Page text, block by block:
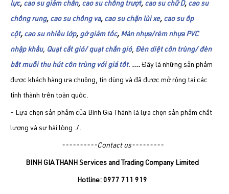
lực, cao su giảm chấn, cao su chống trượt, cao su chữ D, cao su
chống rung, cao su chống va, cao su chặn lùi xe, cao su ốp
cột, cao su nhiều lớp, gờ giảm tốc, Màn nhựa/rèm nhựa PVC
nhập khẩu, Quạt cắt gió/ quạt chắn gió, Đèn diệt côn trùng/ đèn
bắt muỗi thu hút côn trùng với giá tốt. .... Đây là những sản phẩm
được khách hàng ưa chuộng, tin dùng và đã được mở rộng tại các
tỉnh thành trên toàn quốc.
- Lựa chọn sản phẩm của Bình Gia Thành là lựa chọn sản phẩm chất
lượng và sự hài lòng ./.
----------Contact us---------
BINH GIA THANH Services and Trading Company Limited
Hotline: 0977 711 919